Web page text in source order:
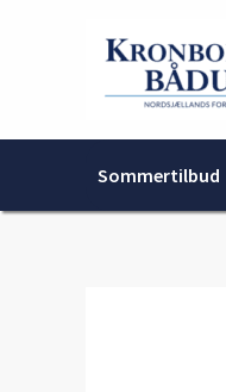
Sommertilbud